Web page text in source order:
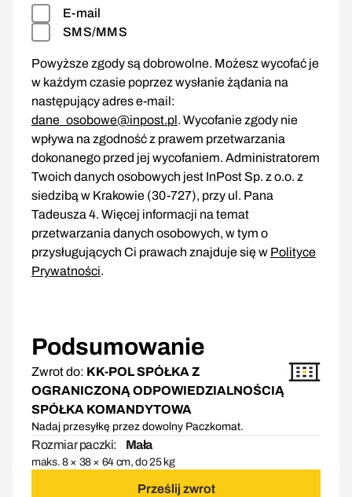
E-mail
SMS/MMS
Powyższe zgody są dobrowolne. Możesz wycofać je
w każdym czasie poprzez wysłanie żądania na
następujący adres e-mail:
dane_osobowe@inpost.pl. Wycofanie zgody nie
wpływa na zgodność z prawem przetwarzania
dokonanego przed jej wycofaniem. Administratorem
Twoich danych osobowych jest InPost Sp. z o.o. z
siedzibą w Krakowie (30-727), przy ul. Pana
Tadeusza 4. Więcej informacji na temat
przetwarzania danych osobowych, w tym o
przysługujących Ci prawach znajduje się w Polityce
Prywatności.
Podsumowanie
Zwrot do: KK-POL SPÓŁKA Z
OGRANICZONĄ ODPOWIEDZIALNOŚCIĄ
SPÓŁKA KOMANDYTOWA
Nadaj przesyłkę przez dowolny Paczkomat.
Rozmiar paczki: Mała
maks. 8 × 38 × 64 cm, do 25 kg
Prześlij zwrot